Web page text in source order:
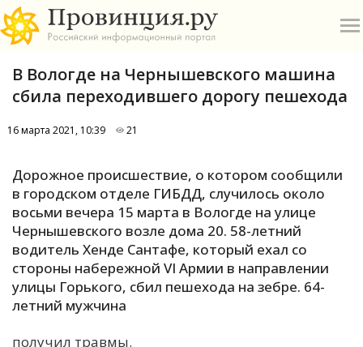
А
Б
В
О
П
В Вологде на Чернышевского машина
сбила переходившего дорогу пешехода
16 марта 2021, 10:39 21
Дорожное происшествие, о котором сообщили
в городском отделе ГИБДД, случилось около
восьми вечера 15 марта в Вологде на улице
Чернышевского возле дома 20. 58-летний
водитель Хенде Сантафе, который ехал со
стороны набережной VI Армии в направлении
улицы Горького, сбил пешехода на зебре. 64-
летний мужчина
получил травмы.